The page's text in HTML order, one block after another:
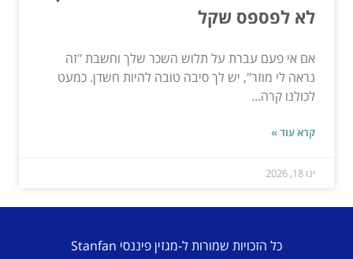
לא לפספס שקל
אם אי פעם עברת על תלוש השכר שלך וחשבת "זה
נראה לי מוזר", יש לך סיבה טובה להיות חשדן. כמעט
לכולנו קרה...
קרא עוד »
ינו 18, 2026
כל הזכויות שמורות ל-מגזין פיננסי Stanfan